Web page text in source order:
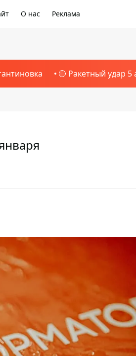
О нас Реклама
🔴 Ракетный удар 5